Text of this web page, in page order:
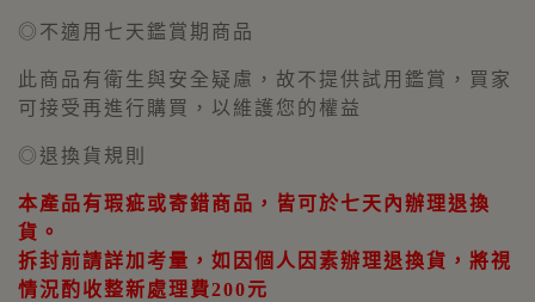
◎不適用七天鑑賞期商品
此商品有衛生與安全疑慮，故不提供試用鑑賞，買家
可接受再進行購買，以維護您的權益
◎退換貨規則
本產品有瑕疵或寄錯商品，皆可於七天內辦理退換
貨。
拆封前請詳加考量， 如因個人因素辦理退換貨，將視
情況酌收整新處理費200元